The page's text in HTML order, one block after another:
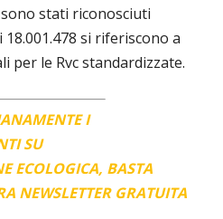
stati riconosciuti
18.001.478 si riferiscono a
per le Rvc standardizzate.
I
SU
ECOLOGICA, BASTA
NEWSLETTER GRATUITA